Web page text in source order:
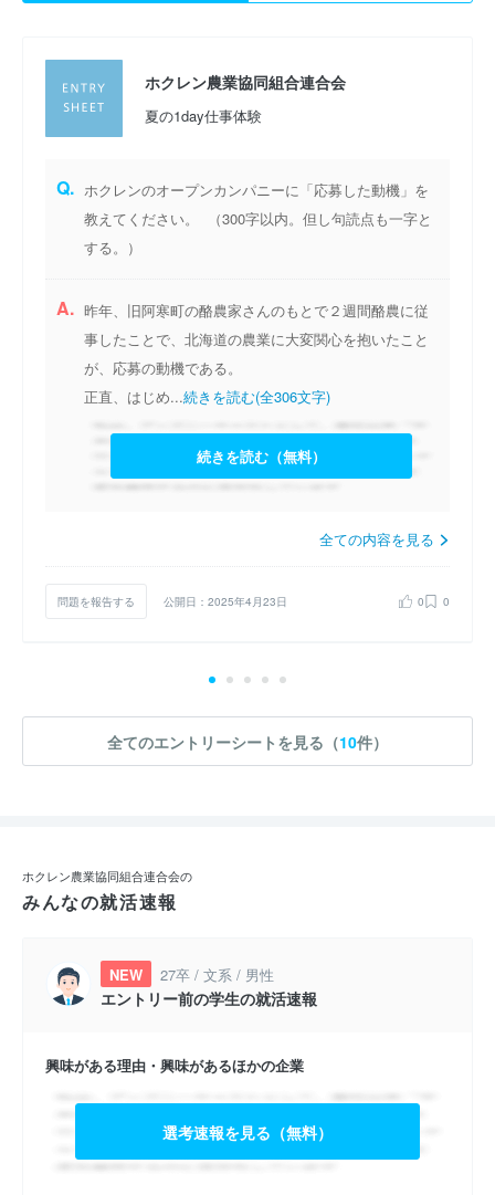
ホクレン農業協同組合連合会
夏の1day仕事体験
Q. ホクレンのオープンカンパニーに「応募した動機」を
教えてください。 （300字以内。但し句読点も一字と
する。）
A. 昨年、旧阿寒町の酪農家さんのもとで２週間酪農に従
事したことで、北海道の農業に大変関心を抱いたこと
が、応募の動機である。
正直、はじめ...続きを読む(全306文字)
続きを読む（無料）
全ての内容を見る
問題を報告する 公開日：2025年4月23日 0 0
全てのエントリーシートを見る（10件）
ホクレン農業協同組合連合会の
みんなの就活速報
NEW 27卒 / 文系 / 男性
エントリー前の学生の就活速報
興味がある理由・興味があるほかの企業
選考速報を見る（無料）